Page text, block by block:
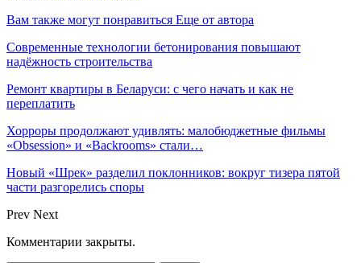
Вам также могут понравиться Еще от автора
Современные технологии бетонирования повышают
надёжность строительства
Ремонт квартиры в Беларуси: с чего начать и как не
переплатить
Хорроры продолжают удивлять: малобюджетные фильмы
«Obsession» и «Backrooms» стали…
Новый «Шрек» разделил поклонников: вокруг тизера пятой
части разгорелись споры
Prev Next
Комментарии закрыты.